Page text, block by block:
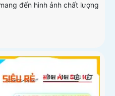
đến hình ảnh chất lượng